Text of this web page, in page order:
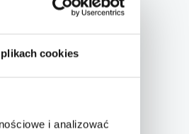
cookies
i analizować